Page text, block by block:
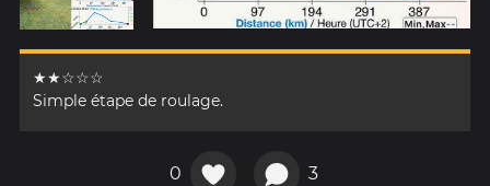
★★☆☆☆
Simple étape de roulage.
0 3